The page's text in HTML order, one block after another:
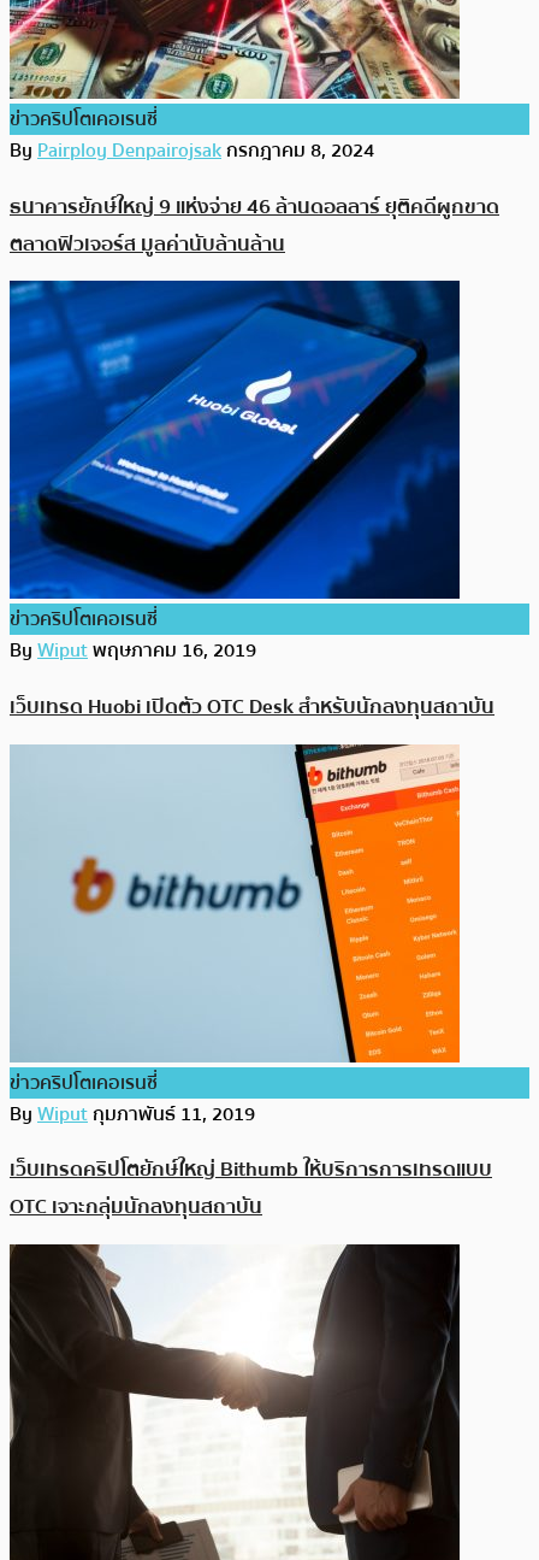
ข่าวคริปโตเคอเรนซี่
ByPairploy Denpairojsakกรกฎาคม 8, 2024
ธนาคารยักษ์ใหญ่ 9 แห่งจ่าย 46 ล้านดอลลาร์ ยุติคดีผูกขาด
ตลาดฟิวเจอร์ส มูลค่านับล้านล้าน
ข่าวคริปโตเคอเรนซี่
ByWiputพฤษภาคม 16, 2019
เว็บเทรด Huobi เปิดตัว OTC Desk สำหรับนักลงทุนสถาบัน
ข่าวคริปโตเคอเรนซี่
ByWiputกุมภาพันธ์ 11, 2019
เว็บเทรดคริปโตยักษ์ใหญ่ Bithumb ให้บริการการเทรดแบบ
OTC เจาะกลุ่มนักลงทุนสถาบัน